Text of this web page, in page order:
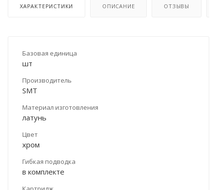
ХАРАКТЕРИСТИКИ ОПИСАНИЕ ОТЗЫВЫ
Базовая единица
шт
Производитель
SMT
Материал изготовления
латунь
Цвет
хром
Гибкая подводка
в комплекте